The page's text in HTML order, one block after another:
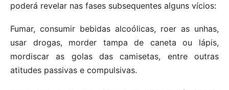
poderá revelar nas fases subsequentes alguns vícios:
Fumar, consumir bebidas alcoólicas, roer as unhas,
usar drogas, morder tampa de caneta ou lápis,
mordiscar as golas das camisetas, entre outras
atitudes passivas e compulsivas.